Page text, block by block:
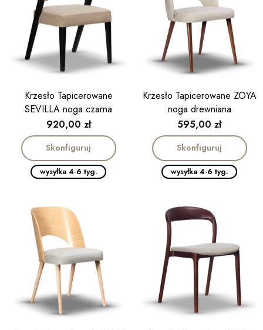
Krzesło Tapicerowane
SEVILLA noga czarna
Cena
920,00 zł
Skonfiguruj
wysyłka 4-6 tyg.
Krzesło Tapicerowane ZOYA
noga drewniana
Cena
595,00 zł
Skonfiguruj
wysyłka 4-6 tyg.